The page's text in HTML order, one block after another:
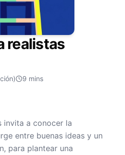
realistas
9 mins
invita a conocer la
entre buenas ideas y un
para plantear una